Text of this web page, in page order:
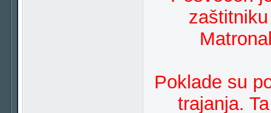
Poklade su
trajanja.